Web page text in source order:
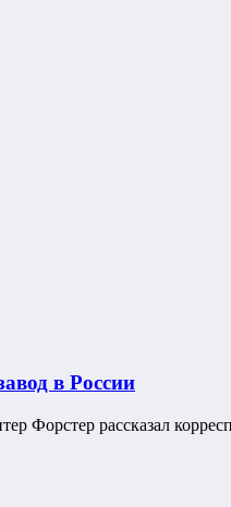
в России
Форстер рассказал